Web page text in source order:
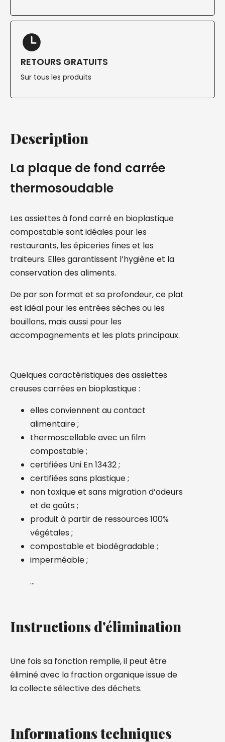
RETOURS GRATUITS
Sur tous les produits
Description
La plaque de fond carrée
thermosoudable
Les assiettes à fond carré en bioplastique
compostable sont idéales pour les
restaurants, les épiceries fines et les
traiteurs. Elles garantissent l’hygiène et la
conservation des aliments.
De par son format et sa profondeur, ce plat
est idéal pour les entrées sèches ou les
bouillons, mais aussi pour les
accompagnements et les plats principaux.
Quelques caractéristiques des assiettes
creuses carrées en bioplastique :
elles conviennent au contact
alimentaire ;
thermoscellable avec un film
compostable ;
certifiées Uni En 13432 ;
certifiées sans plastique ;
non toxique et sans migration d’odeurs
et de goûts ;
produit à partir de ressources 100%
végétales ;
compostable et biodégradable ;
imperméable ;
…
Instructions d'élimination
Une fois sa fonction remplie, il peut être
éliminé avec la fraction organique issue de
la collecte sélective des déchets.
Informations techniques